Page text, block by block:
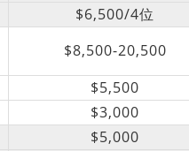
$6,500/4位
$8,500-20,500
$5,500
$3,000
$5,000